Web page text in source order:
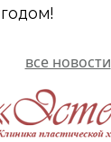
годом!
все новости